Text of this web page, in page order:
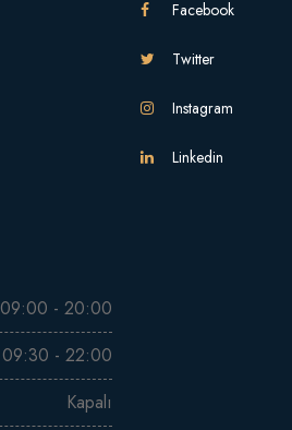
Facebook
Twitter
Instagram
Linkedin
09:00 - 20:00
09:30 - 22:00
Kapalı